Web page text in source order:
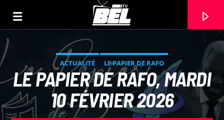
ACTUALITÉ LE PAPIER DE RAFO
LE PAPIER DE RAFO, MARDI
10 FÉVRIER 2026